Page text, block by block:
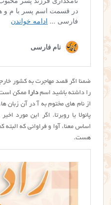
ضمنا اگر قصد مهاجرت به کشور
را داشته باشید اسمدارا ممکن است
از نام های مختوم به آ در آن زبان ها،
پائولا یا روبرتا. اگر این مورد
اساس معنا، آوا و فراوانی که
هست.